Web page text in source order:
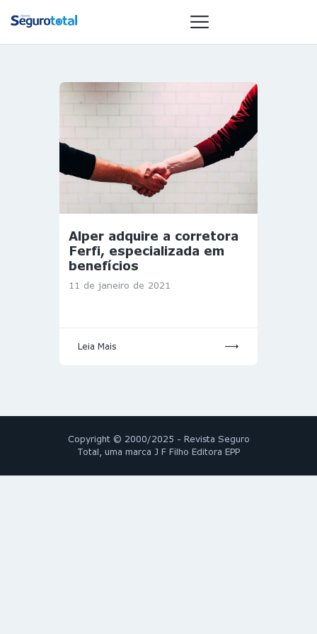
NOTÍCIAS
GAIVOTA DE
OURO
GESTORAS
HOMEST
HOME
Alper adquire a corretora
Ferfi, especializada em
benefícios
11 de janeiro de 2021
Leia Mais
Copyright © 2000/2025 - Revista Seguro
Total, uma marca J F Filho Editora EPP